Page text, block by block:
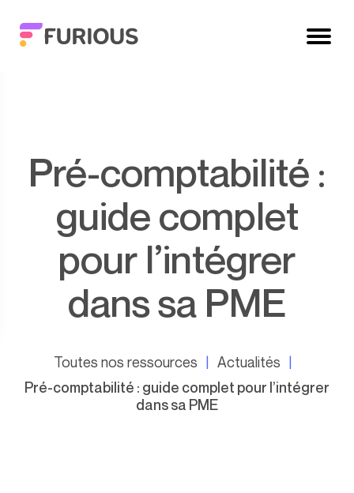
Pré-comptabilité :
guide complet
pour l’intégrer
dans sa PME
Toutes nos ressources
Actualités
Pré-comptabilité : guide complet pour l’intégrer
dans sa PME